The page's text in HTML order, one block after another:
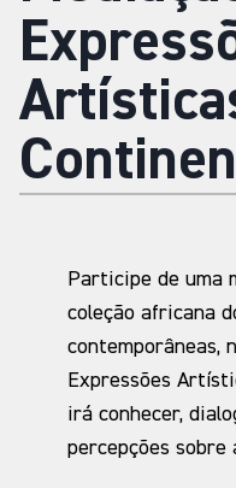
Participe de uma
coleção africana
contemporâneas,
Expressões
irá conhecer,
percepções sobre